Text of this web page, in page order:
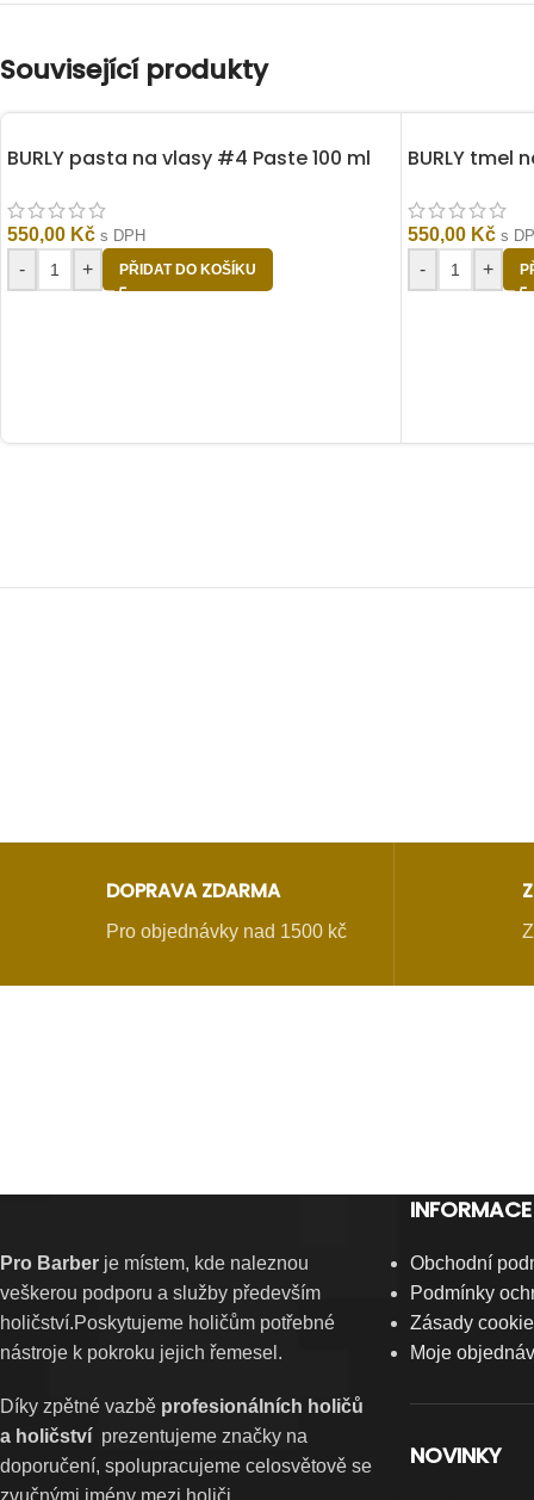
Související produkty
BURLY pasta na vlasy #4 Paste 100 ml
550,00 Kč s DPH
- + PŘIDAT DO KOŠÍKU
BURLY tmel
550,00 Kč s
- +
DOPRAVA ZDARMA
Pro objednávky nad 1500 kč
Pro Barber je místem, kde naleznou
veškerou podporu a služby především
holičství.Poskytujeme holičům potřebné
nástroje k pokroku jejich řemesel.
Díky zpětné vazbě profesionálních holičů
a holičství prezentujeme značky na
doporučení, spolupracujeme celosvětově se
zvučnými jmény mezi holiči.
Obchodní
Podmínky
Zásady
Moje
NOVINKY